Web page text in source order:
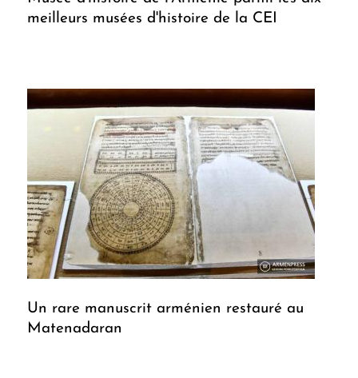
meilleurs musées d'histoire de la CEI
Un rare manuscrit arménien restauré au
Matenadaran